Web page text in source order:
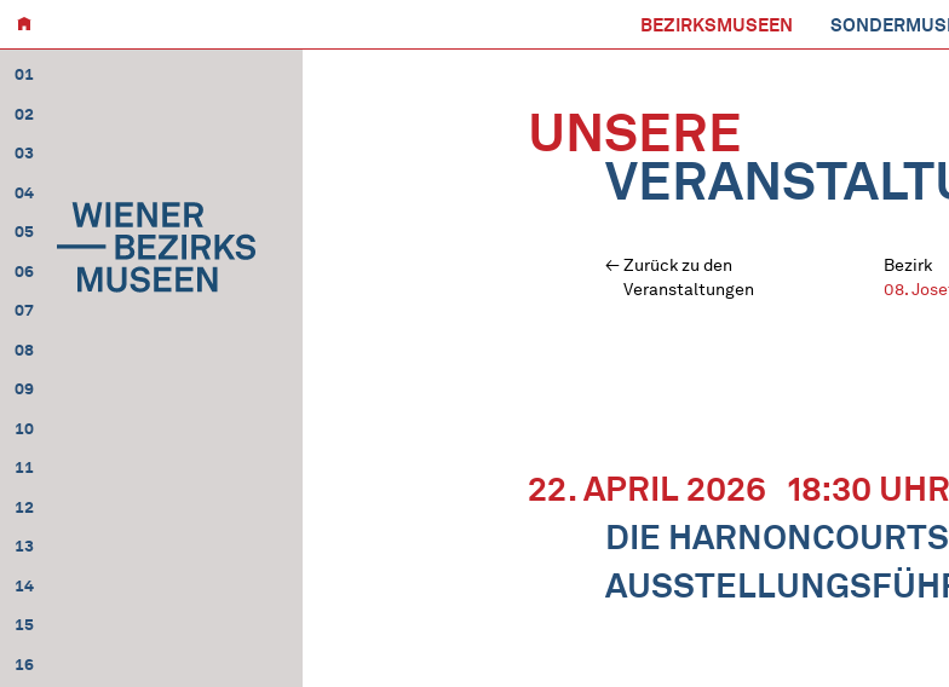
BEZIRKSMUSEEN
01
02
03
04
05
06
07
08
09
10
11
12
13
14
15
16
UNSERE
Zurück zu den
Veranstaltungen
Bezirk
08.
22. APRIL 2026 18:30 UHR
DIE